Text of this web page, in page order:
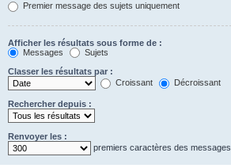
Premier message des sujets uniquement
Afficher les résultats sous forme de :
Messages
Sujets
Classer les résultats par :
Croissant
Décroissant
Rechercher depuis :
Renvoyer les :
premiers caractères des messages